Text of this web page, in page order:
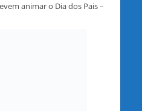
animar o Dia dos Pais –